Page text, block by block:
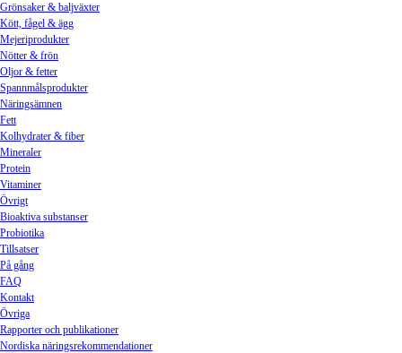
Grönsaker & baljväxter
Kött, fågel & ägg
Mejeriprodukter
Nötter & frön
Oljor & fetter
Spannmålsprodukter
Näringsämnen
Fett
Kolhydrater & fiber
Mineraler
Protein
Vitaminer
Övrigt
Bioaktiva substanser
Probiotika
Tillsatser
På gång
FAQ
Kontakt
Övriga
Rapporter och publikationer
Nordiska näringsrekommendationer